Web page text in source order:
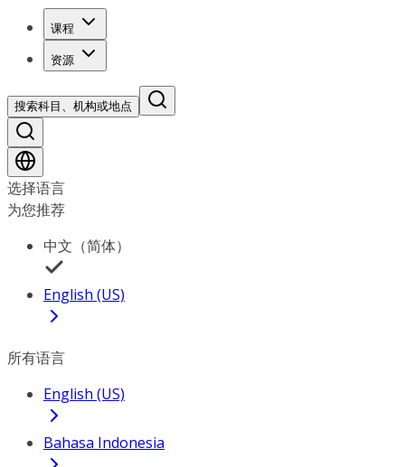
课程
资源
搜索科目、机构或地点
选择语言
为您推荐
中文（简体）
English (US)
所有语言
English (US)
Bahasa Indonesia